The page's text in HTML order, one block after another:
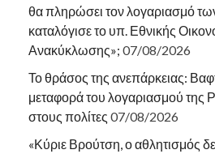
θα πληρώσει τον λογαριασμό
καταλόγισε το υπ. Εθνικής
Ανακύκλωσης»; 07/08/2026
Το θράσος της ανεπάρκειας:
μεταφορά του λογαριασμού της
στους πολίτες 07/08/2026
«Κύριε Βρούτση, ο αθλητισμός